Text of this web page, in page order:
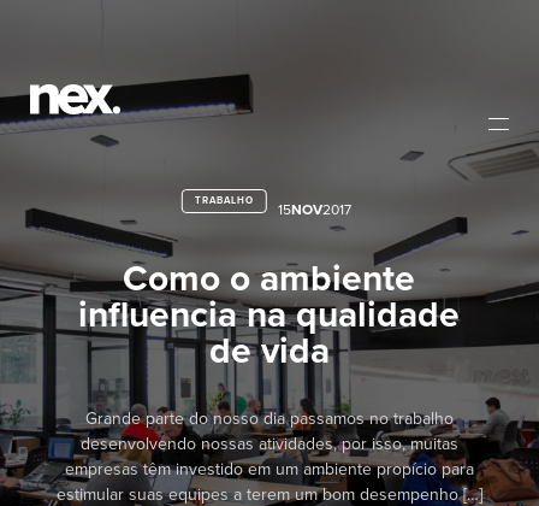
TRABALHO
15NOV2017
Como o ambiente
influencia na qualidade
de vida
Grande parte do nosso dia passamos no trabalho
desenvolvendo nossas atividades, por isso, muitas
empresas têm investido em um ambiente propício para
estimular suas equipes a terem um bom desempenho […]